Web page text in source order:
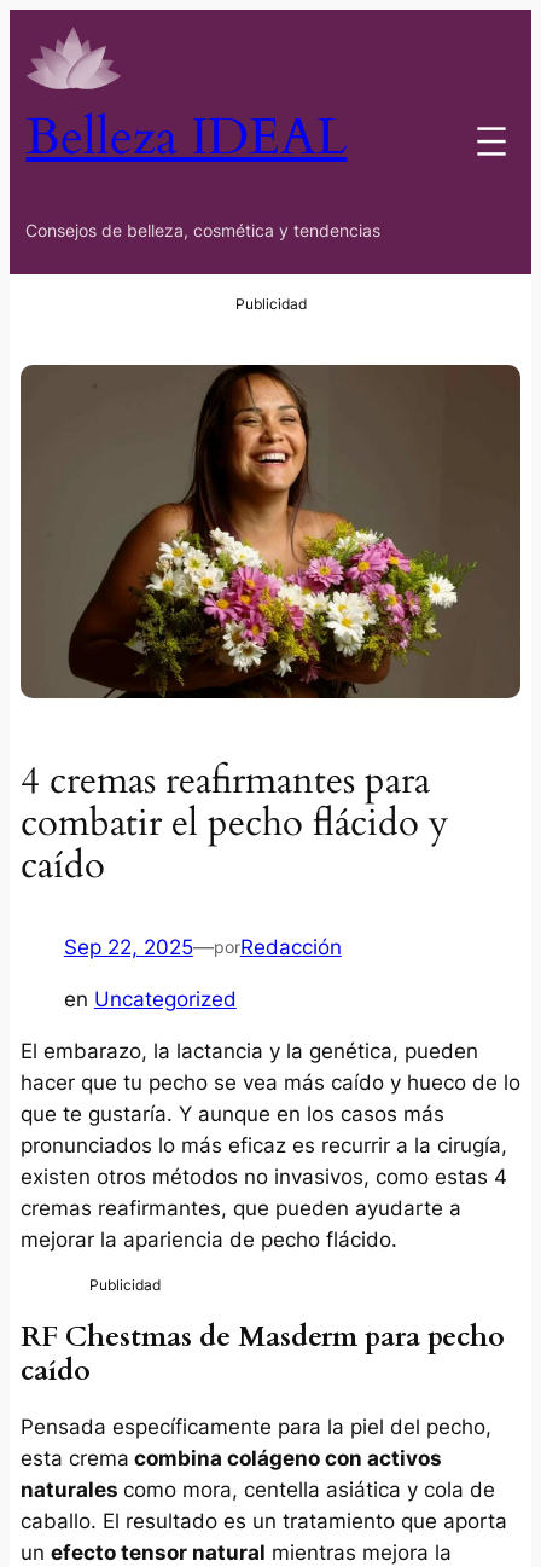
Belleza IDEAL
Consejos de belleza, cosmética y tendencias
4 cremas reafirmantes para
combatir el pecho flácido y
caído
Sep 22, 2025—porRedacción
en Uncategorized
El embarazo, la lactancia y la genética, pueden
hacer que tu pecho se vea más caído y hueco de lo
que te gustaría. Y aunque en los casos más
pronunciados lo más eficaz es recurrir a la cirugía,
existen otros métodos no invasivos, como estas 4
cremas reafirmantes, que pueden ayudarte a
mejorar la apariencia de pecho flácido.
RF Chestmas de Masderm para pecho
caído
Pensada específicamente para la piel del pecho,
esta crema combina colágeno con activos
naturales como mora, centella asiática y cola de
caballo. El resultado es un tratamiento que aporta
un efecto tensor natural mientras mejora la